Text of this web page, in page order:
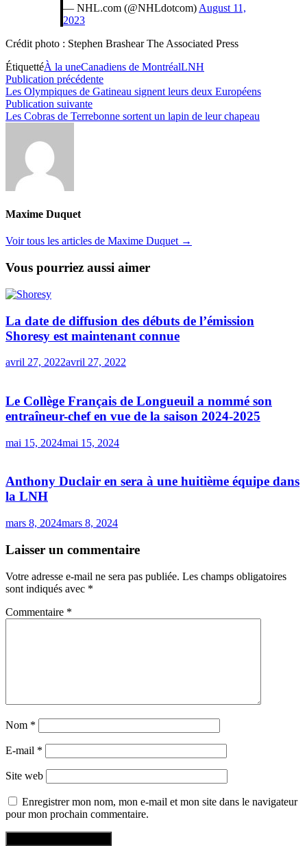
— NHL.com (@NHLdotcom) August 11,
2023
Crédit photo : Stephen Brashear The Associated Press
ÉtiquettéÀ la uneCanadiens de MontréalLNH
Navigation
de
l’article
Publication précédentePublication
précédente :
Les Olympiques de Gatineau signent leurs deux Européens
Publication suivantePublication
suivante :
Les Cobras de Terrebonne sortent un lapin de leur chapeau
Maxime Duquet
Voir tous les articles de Maxime Duquet →
Vous pourriez aussi aimer
La date de diffusion des débuts de l’émission
Shoresy est maintenant connue
avril 27, 2022avril 27, 2022
Le Collège Français de Longueuil a nommé son
entraîneur-chef en vue de la saison 2024-2025
mai 15, 2024mai 15, 2024
Anthony Duclair en sera à une huitième équipe dans
la LNH
mars 8, 2024mars 8, 2024
Laisser un commentaire
Votre adresse e-mail ne sera pas publiée. Les champs obligatoires
sont indiqués avec *
Commentaire *
Nom *
E-mail *
Site web
Enregistrer mon nom, mon e-mail et mon site dans le navigateur
pour mon prochain commentaire.